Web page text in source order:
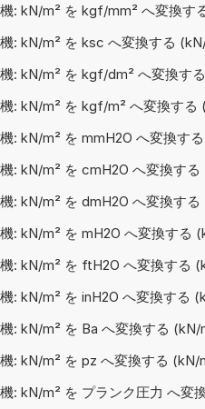
: kN/m² を kgf/mm² へ変換す
: kN/m² を ksc へ変換する
: kN/m² を kgf/dm² へ変換す
: kN/m² を kgf/m² へ変換する
: kN/m² を mmH2O へ変換す
: kN/m² を cmH2O へ変換す
: kN/m² を dmH2O へ変換す
: kN/m² を mH2O へ変換する
: kN/m² を ftH2O へ変換する
: kN/m² を inH2O へ変換する
: kN/m² を Ba へ変換する (kN/
: kN/m² を pz へ変換する (kN/
: kN/m² を プランク圧力 へ変